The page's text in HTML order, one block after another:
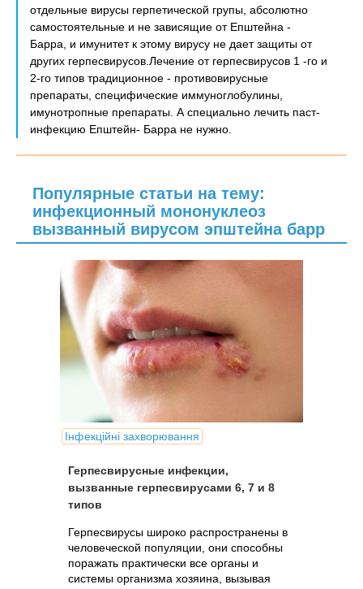
отдельные вирусы герпетической групы, абсолютно
самостоятельные и не зависящие от Епштейна -
Барра, и имунитет к этому вирусу не дает защиты от
других герпесвирусов.Лечение от герпесвирусов 1 -го и
2-го типов традиционное - противовирусные
препараты, специфические иммуноглобулины,
имунотропные препараты. А специально лечить паст-
инфекцию Епштейн- Барра не нужно.
Популярные статьи на тему:
инфекционный мононуклеоз
вызванный вирусом эпштейна барр
Інфекційні захворювання
Герпесвирусные инфекции,
вызванные герпесвирусами 6, 7 и 8
типов
Герпесвирусы широко распространены в
человеческой популяции, они способны
поражать практически все органы и
системы организма хозяина, вызывая